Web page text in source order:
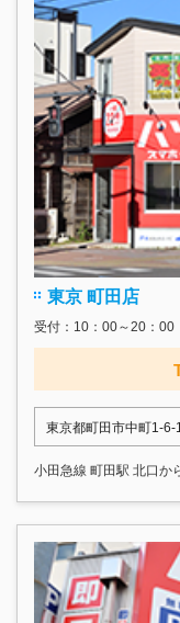
東京 町田店
受付：10：00～20：00
東京都町田市中町1-6-
小田急線 町田駅 北口か